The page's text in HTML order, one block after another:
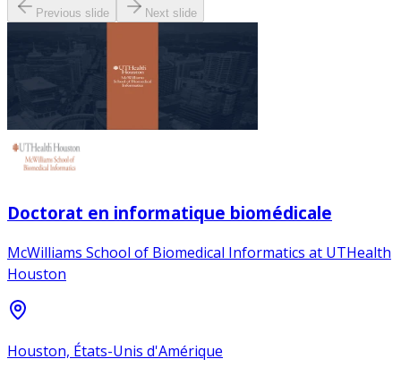
Previous slide Next slide
Doctorat en informatique biomédicale
McWilliams School of Biomedical Informatics at UTHealth
Houston
Houston, États-Unis d'Amérique